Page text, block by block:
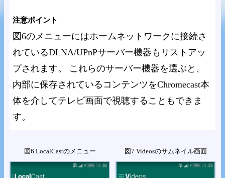
注意ポイント
図6のメニューにはホームネットワークに接続さ
れているDLNA/UPnPサーバー機器もリストアッ
プされます。 これらのサーバー機器を選ぶと、
内部に保存されているコンテンツをChromecast本
体を介してテレビ画面で視聴することもできま
す。
図6 LocalCastのメニュー 図7 Videosのサムネイル画面